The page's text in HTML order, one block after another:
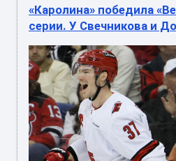
«Каролина» победила
серии. У Свечникова и